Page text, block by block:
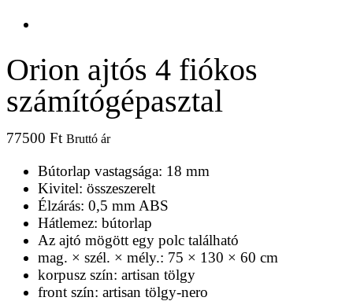
Orion ajtós 4 fiókos
számítógépasztal
77500 Ft Bruttó ár
Bútorlap vastagsága: 18 mm
Kivitel: összeszerelt
Élzárás: 0,5 mm ABS
Hátlemez: bútorlap
Az ajtó mögött egy polc található
mag. × szél. × mély.: 75 × 130 × 60 cm
korpusz szín: artisan tölgy
front szín: artisan tölgy-nero